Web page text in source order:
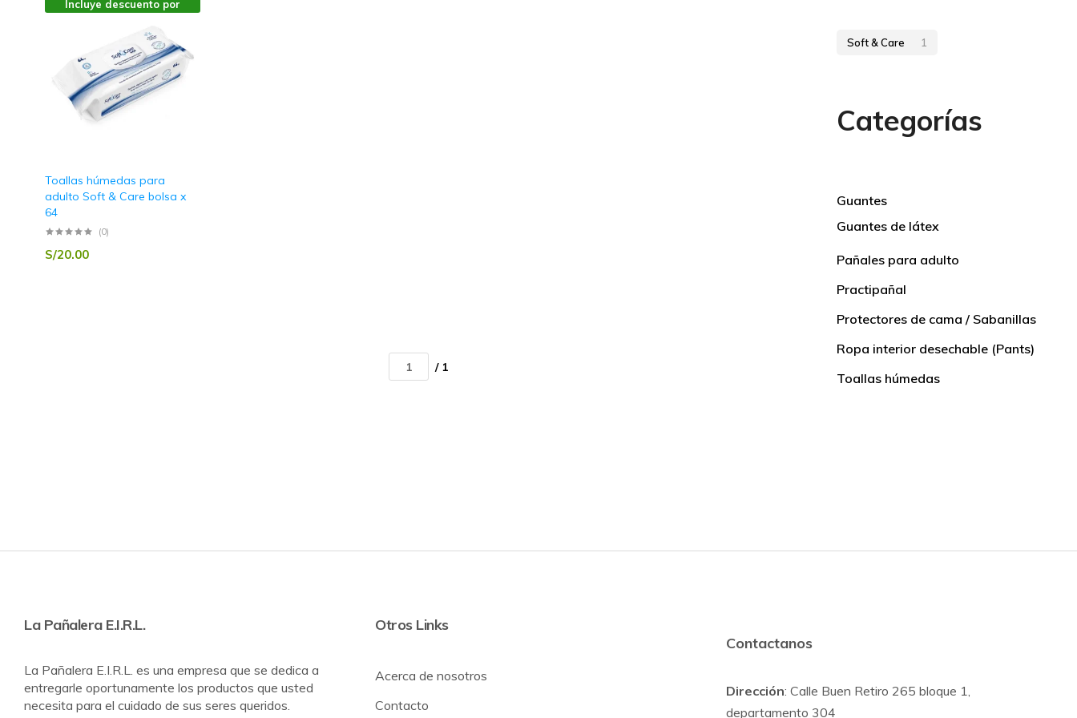
Protectores de cama / Sabanillas
Ropa interior desechable (Pants)
Toallas húmedas
Incluye descuento por
Toallas húmedas para
adulto Soft & Care bolsa x
64
(0)
S/20.00
/ 1
Soft & Care 1
Categorías
Guantes
Guantes de látex
Pañales para adulto
Practipañal
Protectores de cama / Sabanillas
Ropa interior desechable (Pants)
Toallas húmedas
La Pañalera E.I.R.L.
La Pañalera E.I.R.L. es una empresa que se dedica a
entregarle oportunamente los productos que usted
necesita para el cuidado de sus seres queridos.
Otros Links
Acerca de nosotros
Contacto
Contactanos
Dirección: Calle Buen Retiro 265 bloque 1,
departamento 304